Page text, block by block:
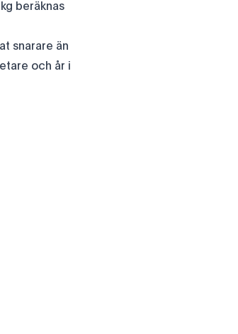
beräknas
snarare än
och år i